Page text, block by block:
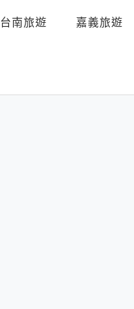
台南旅遊 嘉義旅遊